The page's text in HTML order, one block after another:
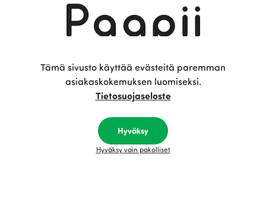
Tämä on Paapii
Tämä sivusto käyttää evästeitä paremman
asiakaskokemuksen luomiseksi.
Tietosuojaseloste
Hyväksy
Hyväksy vain pakolliset